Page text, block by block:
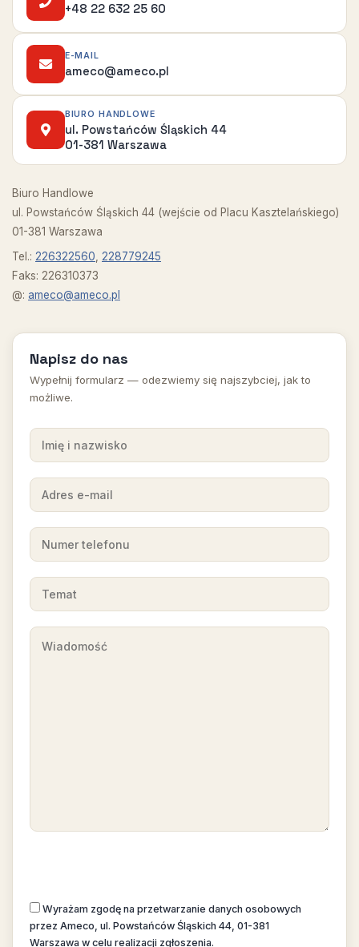
+48 22 632 25 60
E-MAIL
ameco@ameco.pl
BIURO HANDLOWE
ul. Powstańców Śląskich 44
01-381 Warszawa
Biuro Handlowe
ul. Powstańców Śląskich 44 (wejście od Placu Kasztelańskiego)
01-381 Warszawa
Tel.: 226322560
228779245
Faks: 226310373
@: ameco@ameco.pl
Napisz do nas
Wypełnij formularz — odezwiemy się najszybciej, jak to
możliwe.
Wyrażam zgodę na przetwarzanie danych osobowych
przez Ameco, ul. Powstańców Śląskich 44, 01-381
Warszawa w celu realizacji zgłoszenia.